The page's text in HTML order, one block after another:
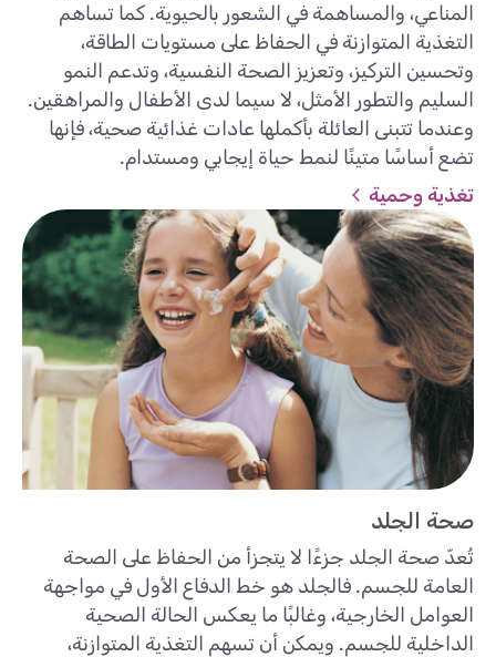
المناعي، والمساهمة في الشعور بالحيوية. كما تساهم
التغذية المتوازنة في الحفاظ على مستويات الطاقة،
وتحسين التركيز، وتعزيز الصحة النفسية، وتدعم النمو
السليم والتطور الأمثل، لا سيما لدى الأطفال والمراهقين.
وعندما تتبنى العائلة بأكملها عادات غذائية صحية، فإنها
تضع أساسًا متينًا لنمط حياة إيجابي ومستدام.
تغذية وحمية
صحة الجلد
تُعدّ صحة الجلد جزءًا لا يتجزأ من الحفاظ على الصحة
العامة للجسم. فالجلد هو خط الدفاع الأول في مواجهة
العوامل الخارجية، وغالبًا ما يعكس الحالة الصحية
الداخلية للجسم. ويمكن أن تسهم التغذية المتوازنة،